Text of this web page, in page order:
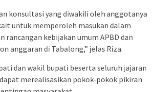
konsultasi yang diwakili oleh anggotanya
untuk memperoleh masukan dalam
rancangan kebijakan umum APBD dan
anggaran di Tabalong,” jelas Riza.
dan wakil bupati beserta seluruh jajaran
merealisasikan pokok-pokok pikiran